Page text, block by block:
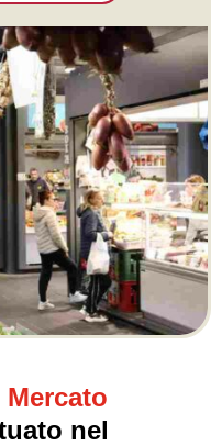
Mercato
nel